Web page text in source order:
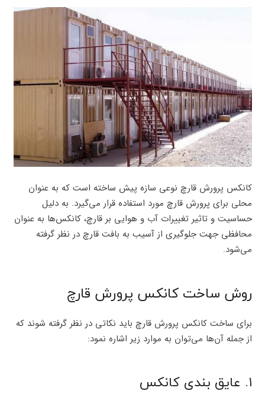
کانکس پرورش قارچ نوعی سازه پیش ساخته است که به عنوان
محلی برای پرورش قارچ مورد استفاده قرار می‌گیرد. به دلیل
حساسیت و تاثیر تغییرات آب و هوایی بر قارچ، کانکس‌ها به عنوان
محافظی جهت جلوگیری از آسیب به بافت قارچ در نظر گرفته
می‌شود.
روش ساخت کانکس پرورش قارچ
برای ساخت کانکس پرورش قارچ باید نکاتی در نظر گرفته شوند که
از جمله آن‌ها می‌توان به موارد زیر اشاره نمود:
۱. عایق بندی کانکس